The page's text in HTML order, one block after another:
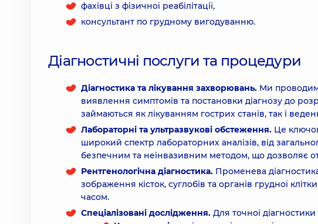
фахівці з фізичної реабілітації,
консультант по грудному вигодуванню.
Діагностичні послуги та процедури
Діагностика та лікування захворювань. Ми
виявлення симптомів та постановки діагнозу до
займаються як лікуванням гострих станів, так і
Лабораторні та ультразвукові обстеження. Це
широкий спектр лабораторних аналізів, від
безпечним та неінвазивним методом, що дозволяє
Рентгенологічна діагностика. Променева
зображення кісток, суглобів та органів грудної
часом.
Спеціалізовані дослідження. Для точної